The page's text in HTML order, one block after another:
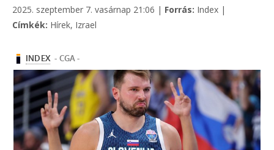
2025. szeptember 7. vasárnap 21:06 | Forrás: Kategória
Index |
Címkék: Címkék
Hírek, Izrael